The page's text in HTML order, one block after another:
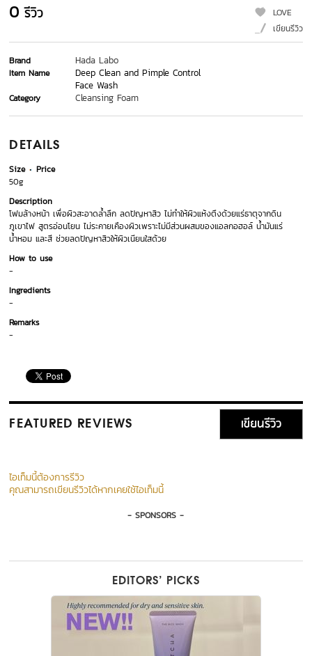
0 รีวิว
LOVE
เขียนรีวิว
Brand Hada Labo
Item Name
Deep Clean and Pimple Control
Face Wash
Category Cleansing Foam
DETAILS
Size
Price
50g
Description
โฟมล้างหน้า เพื่อผิวสะอาดล้ำลึก ลดปัญหาสิว ไม่ทำให้ผิวแห้งตึงด้วยแร่ธาตุจากดิน
ภูเขาไฟ สูตรอ่อนโยน ไม่ระคายเคืองผิวเพราะไม่มีส่วนผสมของแอลกอฮอล์ น้ำมันแร่
น้ำหอม และสี ช่วยลดปัญหาสิวให้ผิวเนียนใสด้วย
How to use
-
Ingredients
-
Remarks
-
FEATURED REVIEWS เขียนรีวิว
ไอเท็มนี้ต้องการรีวิว
คุณสามารถเขียนรีวิวได้หากเคยใช้ไอเท็มนี้
- SPONSORS -
EDITORS’ PICKS